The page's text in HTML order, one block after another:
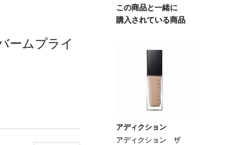
ームプライ
この商品と一緒に
購入されている商品
アディクション
アディクション ザ